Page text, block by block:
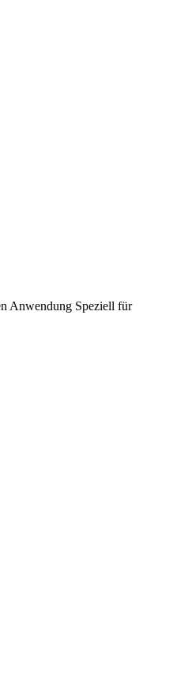
Anwendung Speziell für